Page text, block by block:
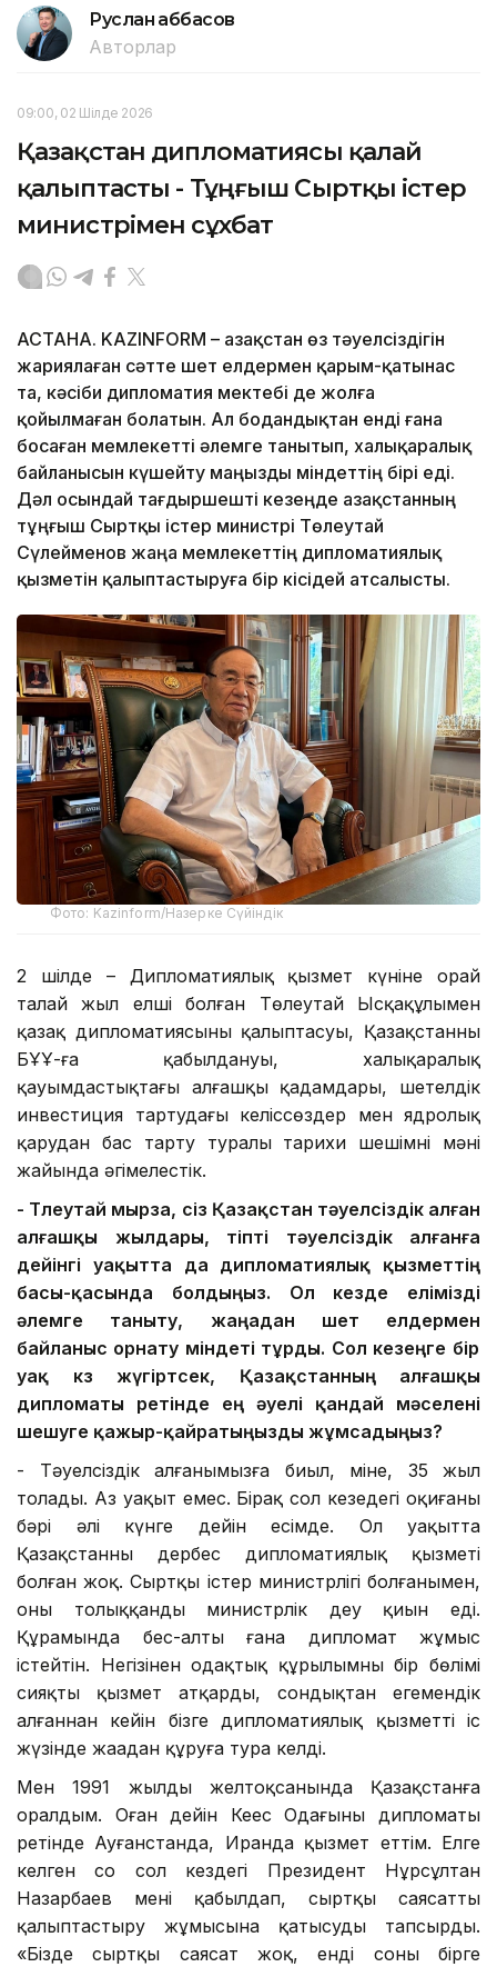
Руслан Ғаббасов
Авторлар
09:00, 02 Шілде 2026
Қазақстан дипломатиясы қалай
қалыптасты - Тұңғыш Сыртқы істер
министрімен сұхбат
АСТАНА. KAZINFORM – Қазақстан өз тәуелсіздігін
жариялаған сәтте шет елдермен қарым-қатынас
та, кәсіби дипломатия мектебі де жолға
қойылмаған болатын. Ал бодандықтан енді ғана
босаған мемлекетті әлемге танытып, халықаралық
байланысын күшейту маңызды міндеттің бірі еді.
Дәл осындай тағдыршешті кезеңде Қазақстанның
тұңғыш Сыртқы істер министрі Төлеутай
Сүлейменов жаңа мемлекеттің дипломатиялық
қызметін қалыптастыруға бір кісідей атсалысты.
Фото: Kazinform/Назерке Сүйіндік
2 шілде – Дипломатиялық қызмет күніне орай
талай жыл елші болған Төлеутай Ысқақұлымен
қазақ дипломатиясының қалыптасуы, Қазақстанның
БҰҰ-ға қабылдануы, халықаралық
қауымдастықтағы алғашқы қадамдары, шетелдік
инвестиция тартудағы келіссөздер мен ядролық
қарудан бас тарту туралы тарихи шешімнің мәні
жайында әңгімелестік.
- Төлеутай мырза, сіз Қазақстан тәуелсіздік алған
алғашқы жылдары, тіпті тәуелсіздік алғанға
дейінгі уақытта да дипломатиялық қызметтің
басы-қасында болдыңыз. Ол кезде елімізді
әлемге таныту, жаңадан шет елдермен
байланыс орнату міндеті тұрды. Сол кезеңге бір
уақ көз жүгіртсек, Қазақстанның алғашқы
дипломаты ретінде ең әуелі қандай мәселені
шешуге қажыр-қайратыңызды жұмсадыңыз?
- Тәуелсіздік алғанымызға биыл, міне, 35 жыл
толады. Аз уақыт емес. Бірақ сол кезеңдегі оқиғаның
бәрі әлі күнге дейін есімде. Ол уақытта
Қазақстанның дербес дипломатиялық қызметі
болған жоқ. Сыртқы істер министрлігі болғанымен,
оны толыққанды министрлік деу қиын еді.
Құрамында бес-алты ғана дипломат жұмыс
істейтін. Негізінен одақтық құрылымның бір бөлімі
сияқты қызмет атқарды, сондықтан егемендік
алғаннан кейін бізге дипломатиялық қызметті іс
жүзінде жаңадан құруға тура келді.
Мен 1991 жылдың желтоқсанында Қазақстанға
оралдым. Оған дейін Кеңес Одағының дипломаты
ретінде Ауғанстанда, Иранда қызмет еттім. Елге
келген соң сол кездегі Президент Нұрсұлтан
Назарбаев мені қабылдап, сыртқы саясатты
қалыптастыру жұмысына қатысуды тапсырды.
«Бізде сыртқы саясат жоқ, енді соны бірге